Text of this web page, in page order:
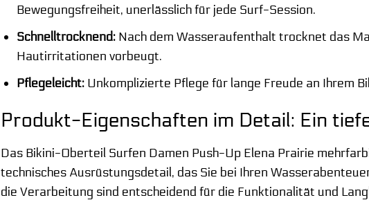
Bewegungsfreiheit, unerlässlich für jede Surf-Session.
Schnelltrocknend: Nach dem Wasseraufenthalt trocknet das
Hautirritationen vorbeugt.
Pflegeleicht: Unkomplizierte Pflege für lange Freude an Ihrem
Produkt-Eigenschaften im Detail: Ein
Das Bikini-Oberteil Surfen Damen Push-Up Elena Prairie
technisches Ausrüstungsdetail, das Sie bei Ihren
die Verarbeitung sind entscheidend für die Funktionalität und